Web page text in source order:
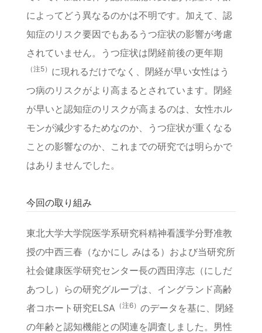
によってどう異なるのかは不明です。加えて、認
知症のリスク要因でもあるうつ症状の影響が考慮
されていません。うつ症状は閉経前後の更年期
（注5） に現れるだけでなく、閉経が早い女性はう
つ病のリスクがより高まるとされています。閉経
が早いと認知症のリスクが高まるのは、女性ホル
モンが減少するためなのか、うつ症状が重くなる
ことの影響なのか、これまでの研究では明らかで
はありませんでした。
今回の取り組み
東北大学大学院医学系研究科精神看護学分野准教
授の中西三春（なかにし みはる）および当研究所
社会健康医学研究センター長の西田淳志（にしだ
あつし）らの研究グループは、イングランド高齢
者コホート研究ELSA （注6） のデータを基に、閉経
の年齢と認知機能との関連を調査しました。男性